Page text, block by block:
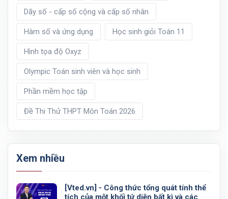
Dãy số - cấp số cộng và cấp số nhân
Hàm số và ứng dụng Học sinh giỏi Toán 11
Hình tọa độ Oxyz
Olympic Toán sinh viên và học sinh
Phần mềm học tập
Đề Thi Thử THPT Môn Toán 2026
Xem nhiều
[Vted.vn] - Công thức tổng quát tính thể
tích của một khối tứ diện bất kì và các